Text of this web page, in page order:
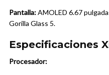
Pantalla:AMOLED 6.67
Gorilla Glass 5.
Especificaciones
Procesador: